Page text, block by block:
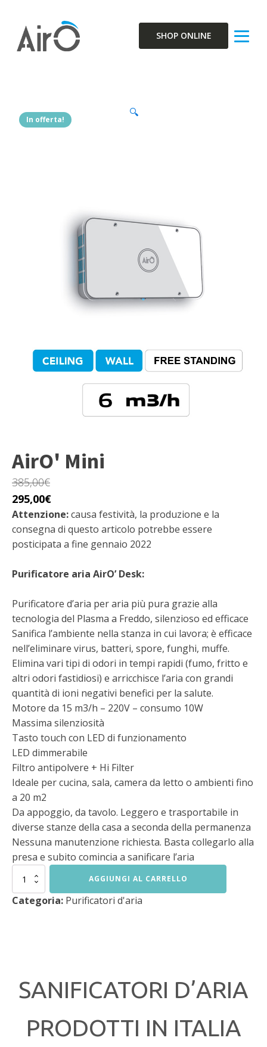
SHOP ONLINE
In offerta!
🔍
AirO' Mini
385,00€
Il
prezzo
originale
era:
295,00€Il
prezzo
attuale
è:
Attenzione:causa festività, la produzione e la
consegna di questo articolo potrebbe essere
posticipata a fine gennaio 2022
Purificatore aria AirO’ Desk:
Purificatore d’aria per aria più pura grazie alla
tecnologia del Plasma a Freddo, silenzioso ed efficace
Sanifica l’ambiente nella stanza in cui lavora; è efficace
nell’eliminare virus, batteri, spore, funghi, muffe.
Elimina vari tipi di odori in tempi rapidi (fumo, fritto e
altri odori fastidiosi) e arricchisce l’aria con grandi
quantità di ioni negativi benefici per la salute.
Motore da 15 m3/h – 220V – consumo 10W
Massima silenziosità
Tasto touch con LED di funzionamento
LED dimmerabile
Filtro antipolvere + Hi Filter
Ideale per cucina, sala, camera da letto o ambienti fino
a 20 m2
Da appoggio, da tavolo. Leggero e trasportabile in
diverse stanze della casa a seconda della permanenza
Nessuna manutenzione richiesta. Basta collegarlo alla
presa e subito comincia a sanificare l’aria
AirO'
quantità
AGGIUNGI AL CARRELLO
Categoria: Purificatori d'aria
SANIFICATORI D’ARIA
PRODOTTI IN ITALIA